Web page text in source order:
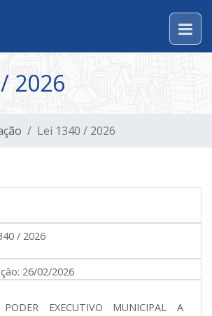
2026
Lei 1340 / 2026
/ 2026
26/02/2026
EXECUTIVO MUNICIPAL A